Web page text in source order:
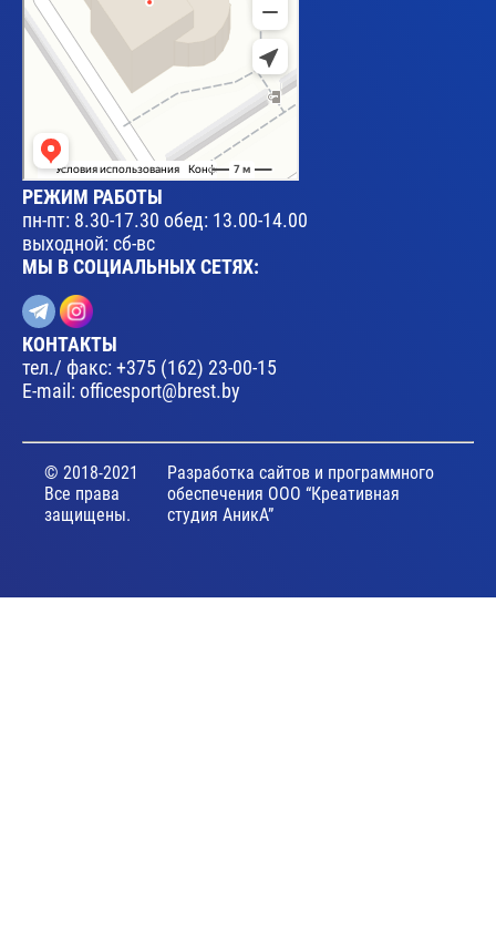
РЕЖИМ РАБОТЫ
пн-пт: 8.30-17.30 обед: 13.00-14.00
выходной: сб-вс
МЫ В СОЦИАЛЬНЫХ СЕТЯХ:
КОНТАКТЫ
тел./ факс:+375 (162) 23-00-15
E-mail: officesport@brest.by
© 2018-2021
Все права
защищены.
Разработка сайтов и программного
обеспечения ООО “Креативная
студия АникА”